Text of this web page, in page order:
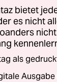
bietet
es nicht
als